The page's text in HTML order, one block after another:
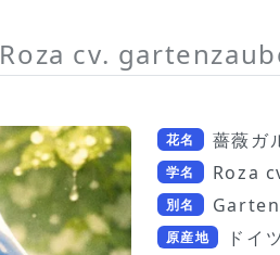
Roza cv.
花名 薔薇ガ
学名 Roza
別名
原産地 ドイ